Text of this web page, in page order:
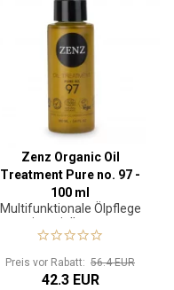
Zenz Organic Oil
Treatment Pure no. 97 -
100 ml
Multifunktionale Ölpflege
mit antiallergener
Zusammensetzung
Preis vor Rabatt: 56.4 EUR
42.3 EUR